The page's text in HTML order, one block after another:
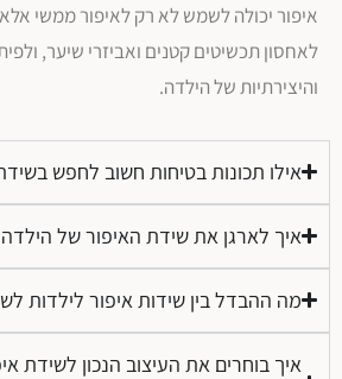
איפור יכולה לשמש לא רק לאיפור ממשי
לאחסון תכשיטים קטנים ואביזרי שיער,
והיצירתיות של הילדה.
אילו תכונות בטיחות חשוב לחפש
איך לארגן את שידת האיפור של
מה ההבדל בין שידות איפור לילדות
איך בוחרים את העיצוב הנכון לשידת